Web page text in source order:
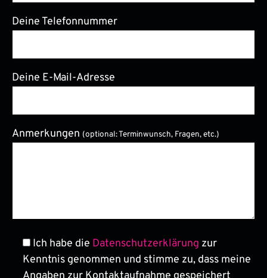
Deine Telefonnummer
Deine E-Mail-Adresse
Bitte lasse dieses Feld leer.
Anmerkungen (optional: Terminwunsch, Fragen, etc.)
Ich habe die Datenschutzerklärung zur
Kenntnis genommen und stimme zu, dass meine